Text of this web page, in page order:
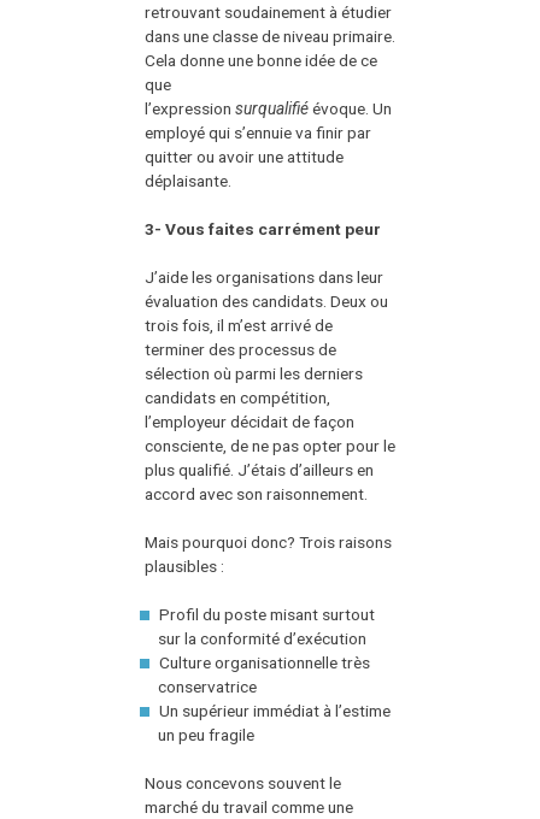
retrouvant soudainement à étudier
dans une classe de niveau primaire.
Cela donne une bonne idée de ce
que
l’expression surqualifiéévoque. Un
employé qui s’ennuie va finir par
quitter ou avoir une attitude
déplaisante.
3- Vous faites carrément peur
J’aide les organisations dans leur
évaluation des candidats. Deux ou
trois fois, il m’est arrivé de
terminer des processus de
sélection où parmi les derniers
candidats en compétition,
l’employeur décidait de façon
consciente, de ne pas opter pour le
plus qualifié. J’étais d’ailleurs en
accord avec son raisonnement.
Mais pourquoi donc? Trois raisons
plausibles :
Profil du poste misant surtout
sur la conformité d’exécution
Culture organisationnelle très
conservatrice
Un supérieur immédiat à l’estime
un peu fragile
Nous concevons souvent le
marché du travail comme une